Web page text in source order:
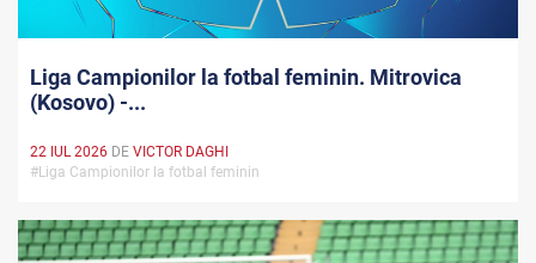
Liga Campionilor la fotbal feminin. Mitrovica
(Kosovo) -...
22 IUL 2026 DE VICTOR DAGHI
#Liga Campionilor la fotbal feminin